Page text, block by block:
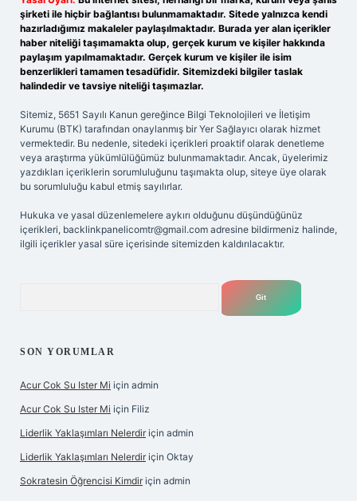
şirketi ile hiçbir bağlantısı bulunmamaktadır. Sitede yalnızca kendi
hazırladığımız makaleler paylaşılmaktadır. Burada yer alan içerikler
haber niteliği taşımamakta olup, gerçek kurum ve kişiler hakkında
paylaşım yapılmamaktadır. Gerçek kurum ve kişiler ile isim
benzerlikleri tamamen tesadüfidir. Sitemizdeki bilgiler taslak
halindedir ve tavsiye niteliği taşımazlar.
Sitemiz, 5651 Sayılı Kanun gereğince Bilgi Teknolojileri ve İletişim
Kurumu (BTK) tarafından onaylanmış bir Yer Sağlayıcı olarak hizmet
vermektedir. Bu nedenle, sitedeki içerikleri proaktif olarak denetleme
veya araştırma yükümlülüğümüz bulunmamaktadır. Ancak, üyelerimiz
yazdıkları içeriklerin sorumluluğunu taşımakta olup, siteye üye olarak
bu sorumluluğu kabul etmiş sayılırlar.
Hukuka ve yasal düzenlemelere aykırı olduğunu düşündüğünüz
içerikleri, backlinkpanelicomtr@gmail.com adresine bildirmeniz halinde,
ilgili içerikler yasal süre içerisinde sitemizden kaldırılacaktır.
SON YORUMLAR
Acur Cok Su Ister Mi için admin
Acur Cok Su Ister Mi için Filiz
Liderlik Yaklaşımları Nelerdir için admin
Liderlik Yaklaşımları Nelerdir için Oktay
Sokratesin Öğrencisi Kimdir için admin